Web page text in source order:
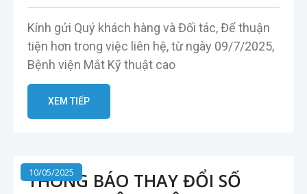
Kính gửi Quý khách hàng và Đối tác, Để thuận
tiện hơn trong việc liên hệ, từ ngày 09/7/2025,
Bệnh viện Mắt Kỹ thuật cao
XEM TIẾP
THÔNG BÁO THAY ĐỔI SỐ
10/05/2025